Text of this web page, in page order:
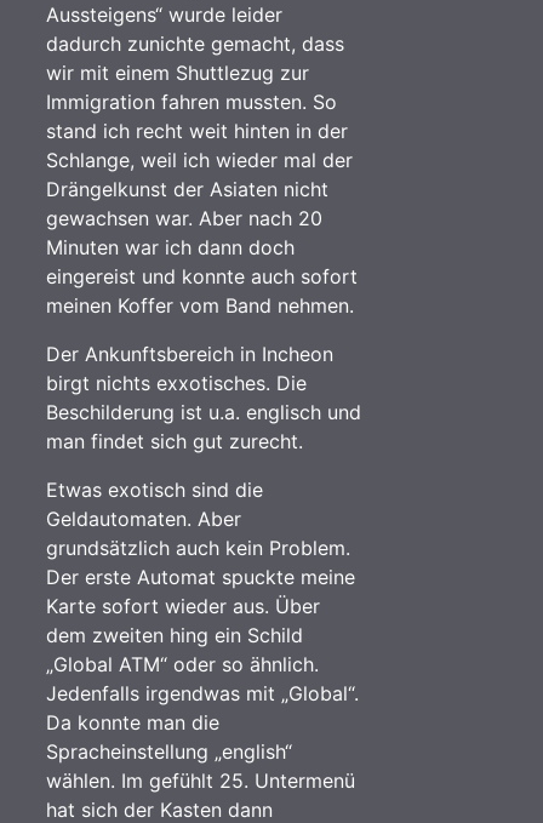
Aussteigens“ wurde leider
dadurch zunichte gemacht, dass
wir mit einem Shuttlezug zur
Immigration fahren mussten. So
stand ich recht weit hinten in der
Schlange, weil ich wieder mal der
Drängelkunst der Asiaten nicht
gewachsen war. Aber nach 20
Minuten war ich dann doch
eingereist und konnte auch sofort
meinen Koffer vom Band nehmen.
Der Ankunftsbereich in Incheon
birgt nichts exxotisches. Die
Beschilderung ist u.a. englisch und
man findet sich gut zurecht.
Etwas exotisch sind die
Geldautomaten. Aber
grundsätzlich auch kein Problem.
Der erste Automat spuckte meine
Karte sofort wieder aus. Über
dem zweiten hing ein Schild
„Global ATM“ oder so ähnlich.
Jedenfalls irgendwas mit „Global“.
Da konnte man die
Spracheinstellung „english“
wählen. Im gefühlt 25. Untermenü
hat sich der Kasten dann